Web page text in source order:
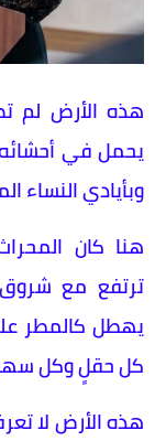
هذه الأرض لم
يحمل في أحشائه
وبأيادي النساء
هنا كان
ترتفع مع
يهطل كالمطر
كل حقلٍ وكل
هذه الأرض لا